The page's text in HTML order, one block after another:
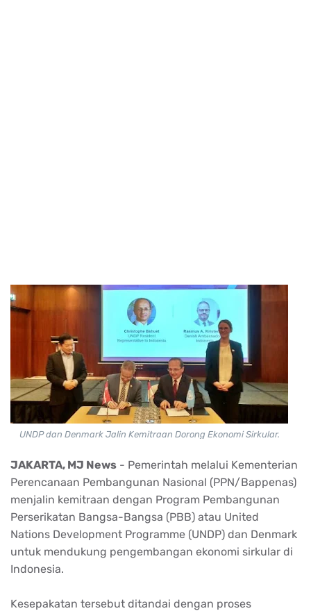
UNDP dan Denmark Jalin Kemitraan Dorong Ekonomi Sirkular.
JAKARTA, MJ News - Pemerintah melalui Kementerian
Perencanaan Pembangunan Nasional (PPN/Bappenas)
menjalin kemitraan dengan Program Pembangunan
Perserikatan Bangsa-Bangsa (PBB) atau United
Nations Development Programme (UNDP) dan Denmark
untuk mendukung pengembangan ekonomi sirkular di
Indonesia.
Kesepakatan tersebut ditandai dengan proses